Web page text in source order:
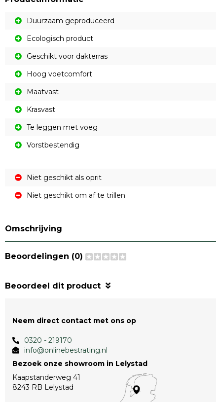
Duurzaam geproduceerd
Ecologisch product
Geschikt voor dakterras
Hoog voetcomfort
Maatvast
Krasvast
Te leggen met voeg
Vorstbestendig
Niet geschikt als oprit
Niet geschikt om af te trillen
Omschrijving
Beoordelingen (0)
Beoordeel dit product
Neem direct contact met ons op
0320 - 219170
info@onlinebestrating.nl
Bezoek onze showroom in Lelystad
Kaapstanderweg 41
8243 RB Lelystad